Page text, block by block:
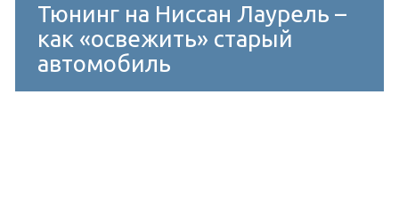
Тюнинг на Ниссан Лаурель –
как «освежить» старый
автомобиль